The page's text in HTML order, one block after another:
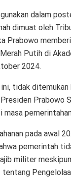
dalam
dimuat oleh
Prabowo
Putih di
2024.
ini, tidak
Prabowo
pada awal
pemerintah
militer
tentang